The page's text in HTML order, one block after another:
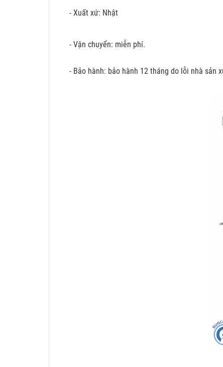
- Xuất xứ: Nhật
- Vận chuyển: miễn phí.
- Bảo hành: bảo hành 12 tháng do lỗi nhà sản